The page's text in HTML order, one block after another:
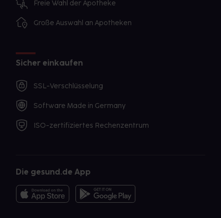
Freie Wahl der Apotheke
Große Auswahl an Apotheken
Sicher einkaufen
SSL-Verschlüsselung
Software Made in Germany
ISO-zertifiziertes Rechenzentrum
Die gesund.de App